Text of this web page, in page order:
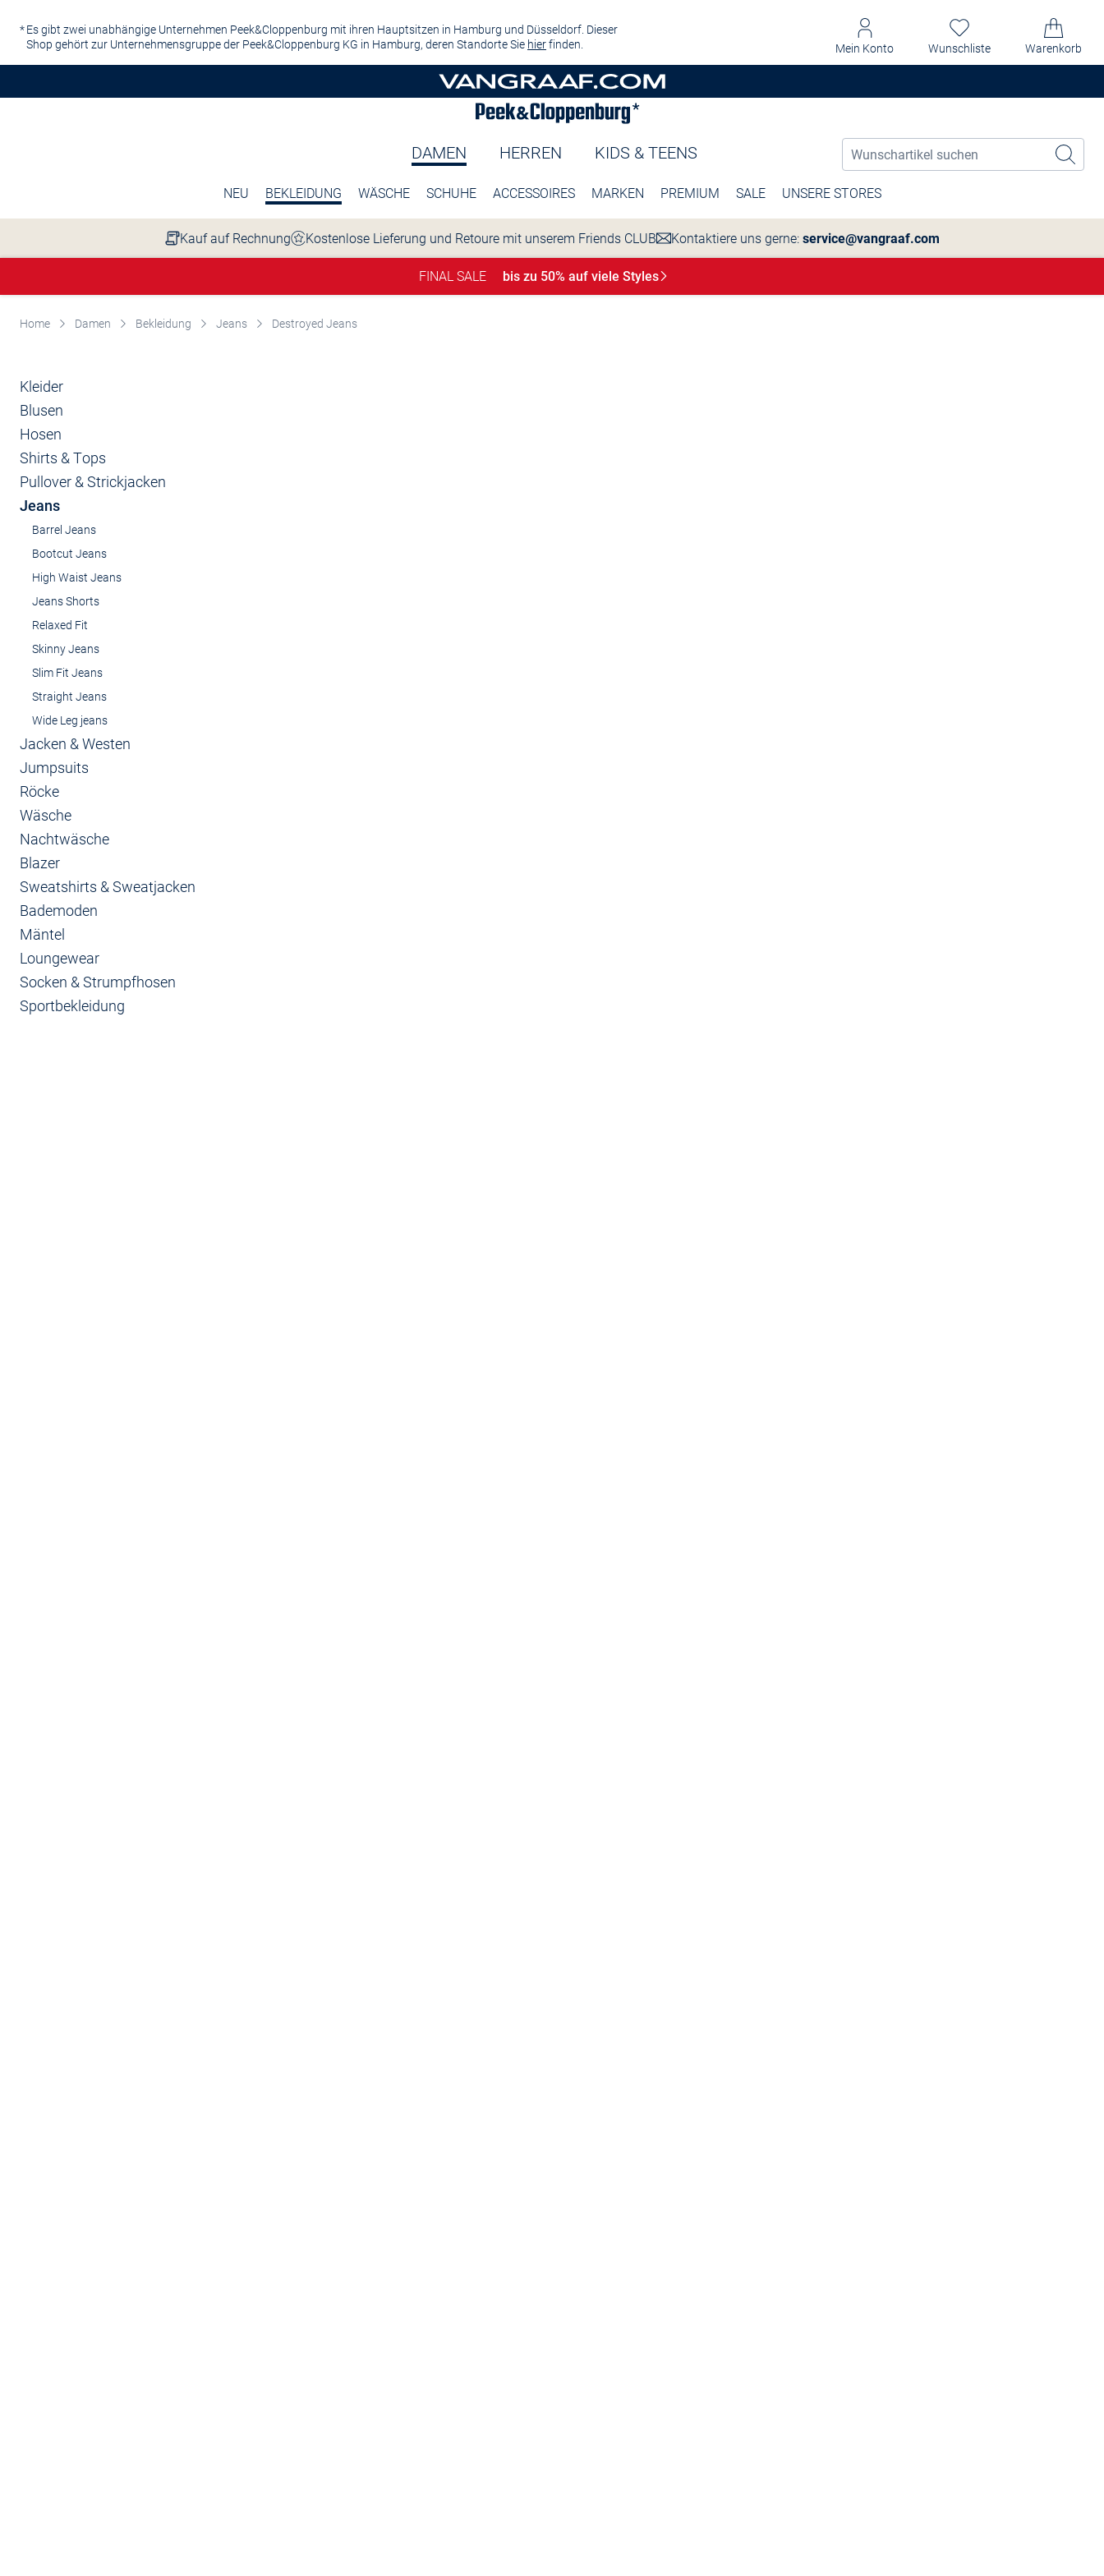
Es gibt zwei unabhängige Unternehmen Peek&Cloppenburg mit ihren Hauptsitzen in Hamburg und Düsseldorf. Dieser
Shop gehört zur Unternehmensgruppe der Peek&Cloppenburg KG in Hamburg, deren Standorte Sie hierfinden. Mein Konto Wunschliste Warenkorb
DAMEN HERREN KIDS & TEENS
NEU BEKLEIDUNG WÄSCHE SCHUHE ACCESSOIRES MARKEN PREMIUM SALE UNSERE STORES
Kauf auf Rechnung Kostenlose Lieferung und Retoure mit unserem Friends CLUB Kontaktiere uns gerne: service@vangraaf.com
FINAL SALE bis zu 50% auf viele Styles
Home Damen Bekleidung Jeans Destroyed Jeans
Kleider
Blusen
Hosen
Shirts & Tops
Pullover & Strickjacken
Jeans
Barrel Jeans
Bootcut Jeans
High Waist Jeans
Jeans Shorts
Relaxed Fit
Skinny Jeans
Slim Fit Jeans
Straight Jeans
Wide Leg jeans
Jacken & Westen
Jumpsuits
Röcke
Wäsche
Nachtwäsche
Blazer
Sweatshirts & Sweatjacken
Bademoden
Mäntel
Loungewear
Socken & Strumpfhosen
Sportbekleidung